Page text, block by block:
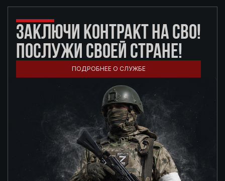
ЗАКЛЮЧИ КОНТРАКТ НА СВО!
ПОСЛУЖИ СВОЕЙ СТРАНЕ!
ПОДРОБНЕЕ О СЛУЖБЕ